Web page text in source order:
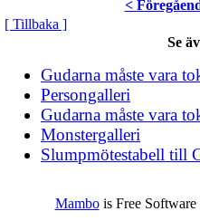
<
[ Tillbaka ]
Se
Gudarna måste vara
Persongalleri
Gudarna måste vara
Monstergalleri
Slumpmötestabell till
Mambois Free Software